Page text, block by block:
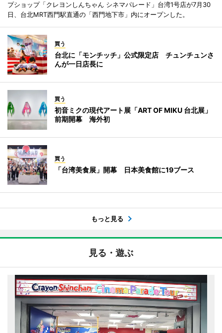
プショップ「クレヨンしんちゃん シネマパレード」台湾1号店が7月30
日、台北MRT西門駅直通の「西門地下市」内にオープンした。
買う
台北に「モンチッチ」公式限定店 チュンチュンさ
んが一日店長に
買う
初音ミクの現代アート展「ART OF MIKU 台北展」
前期開幕 海外初
買う
「台湾美食展」開幕 日本美食館に19ブース
もっと見る
見る・遊ぶ